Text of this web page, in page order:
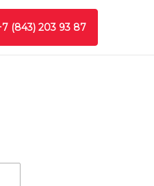
(843) 203 93 87